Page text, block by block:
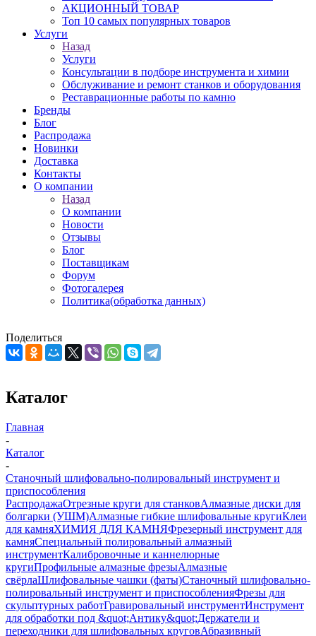
АКЦИОННЫЙ ТОВАР
Топ 10 самых популярных товаров
Услуги
Назад
Услуги
Консультации в подборе инструмента и химии
Обслуживание и ремонт станков и оборудования
Реставрационные работы по камню
Бренды
Блог
Распродажа
Новинки
Доставка
Контакты
О компании
Назад
О компании
Новости
Отзывы
Блог
Поставщикам
Форум
Фотогалерея
Политика(обработка данных)
Поделиться
Каталог
Главная
-
Каталог
-
Станочный шлифовально-полировальный инструмент и
приспособления
РаспродажаОтрезные круги для станковАлмазные диски для
болгарки (УШМ)Алмазные гибкие шлифовальные кругиКлеи
для камняХИМИЯ ДЛЯ КАМНЯФрезерный инструмент для
камняСпециальный полировальный алмазный
инструментКалибровочные и каннелюрные
кругиПрофильные алмазные фрезыАлмазные
свёрлаШлифовальные чашки (фаты)Станочный шлифовально-
полировальный инструмент и приспособленияФрезы для
скульптурных работГравировальный инструментИнструмент
для обработки под &quot;Антику&quot;Держатели и
переходники для шлифовальных круговАбразивный